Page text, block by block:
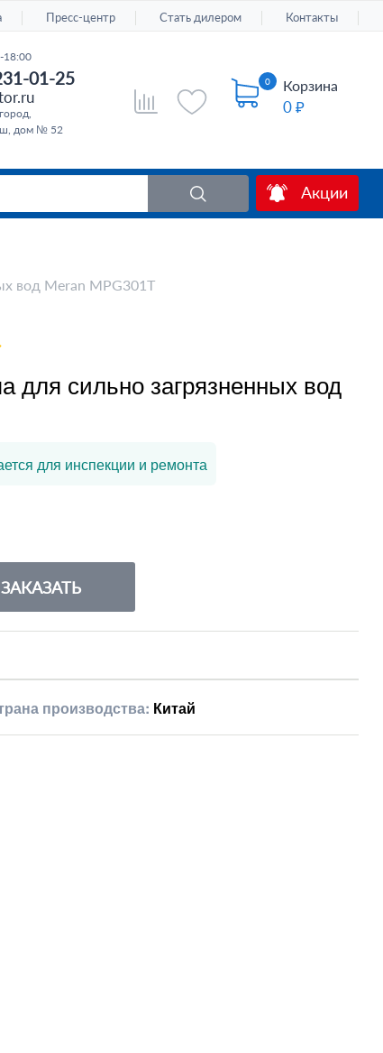
Пресс-центр Стать дилером Контакты
0 Корзина
0 ₽
18:00
01-25
ш, дом № 52
Акции
вод Meran MPG301T
для сильно загрязненных вод
для инспекции и ремонта
ЗАКАЗАТЬ
производства: Китай